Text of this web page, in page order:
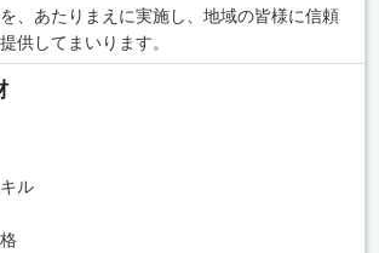
、あたりまえに実施し、地域の皆様に信頼
供してまいります。
ル